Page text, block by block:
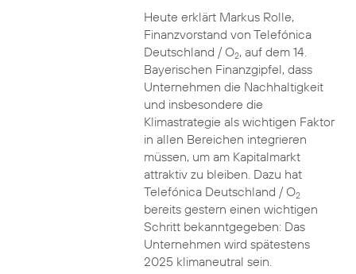
Heute erklärt Markus Rolle,
Finanzvorstand von Telefónica
Deutschland / O2, auf dem 14.
Bayerischen Finanzgipfel, dass
Unternehmen die Nachhaltigkeit
und insbesondere die
Klimastrategie als wichtigen Faktor
in allen Bereichen integrieren
müssen, um am Kapitalmarkt
attraktiv zu bleiben. Dazu hat
Telefónica Deutschland / O2
bereits gestern einen wichtigen
Schritt bekanntgegeben: Das
Unternehmen wird spätestens
2025 klimaneutral sein.